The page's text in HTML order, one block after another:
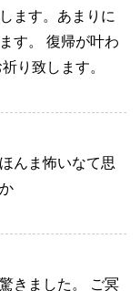
ます。あまりに
す。
復帰が叶わ
り致します。
んま怖いなて思
きました。
ご冥